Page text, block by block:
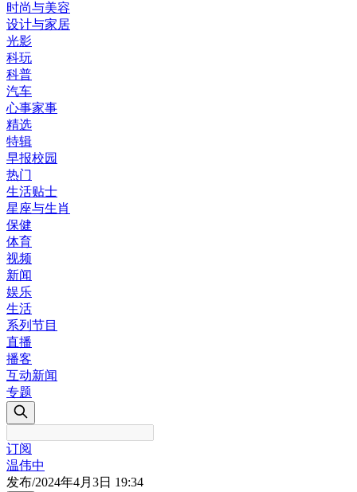
时尚与美容
设计与家居
光影
科玩
科普
汽车
心事家事
精选
特辑
早报校园
热门
生活贴士
星座与生肖
保健
体育
视频
新闻
娱乐
生活
系列节目
直播
播客
互动新闻
专题
订阅
温伟中
发布/2024年4月3日 19:34